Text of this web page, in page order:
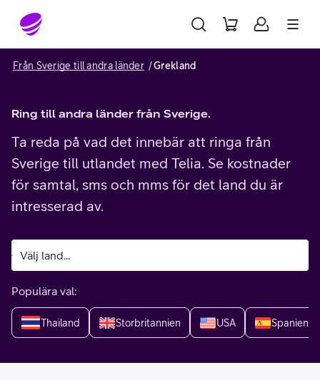
Gå till sidans innehåll
Från Sverige till andra länder Grekland
Ring till andra länder från Sverige.
Ta reda på vad det innebär att ringa från
Sverige till utlandet med Telia. Se kostnader
för samtal, sms och mms för det land du är
intresserad av.
Populära val:
Thailand Storbritannien USA Spanien